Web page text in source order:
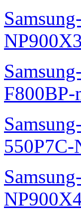
F800BP-
550P7C-